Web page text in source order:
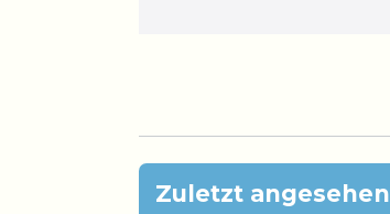
Zuletzt angesehen